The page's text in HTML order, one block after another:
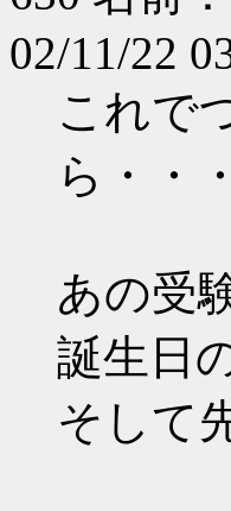
02/11/22
これで
ら・・・
あの受
誕生日
そして